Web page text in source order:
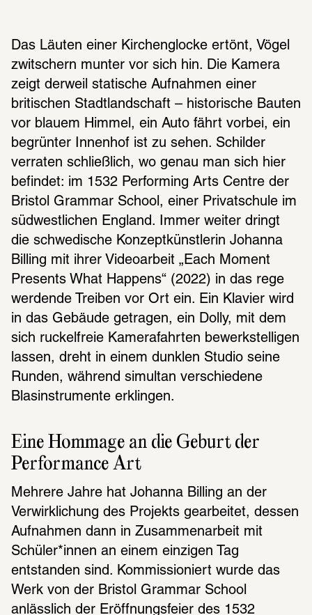
Das Läuten einer Kirchenglocke ertönt, Vögel
zwitschern munter vor sich hin. Die Kamera
zeigt derweil statische Aufnahmen einer
britischen Stadtlandschaft – historische Bauten
vor blauem Himmel, ein Auto fährt vorbei, ein
begrünter Innenhof ist zu sehen. Schilder
verraten schließlich, wo genau man sich hier
befindet: im 1532 Performing Arts Centre der
Bristol Grammar School, einer Privatschule im
südwestlichen England. Immer weiter dringt
die schwedische Konzeptkünstlerin Johanna
Billing mit ihrer Videoarbeit „Each Moment
Presents What Happens“ (2022) in das rege
werdende Treiben vor Ort ein. Ein Klavier wird
in das Gebäude getragen, ein Dolly, mit dem
sich ruckelfreie Kamerafahrten bewerkstelligen
lassen, dreht in einem dunklen Studio seine
Runden, während simultan verschiedene
Blasinstrumente erklingen.
Eine Hommage an die Geburt der
Performance Art
Mehrere Jahre hat Johanna Billing an der
Verwirklichung des Projekts gearbeitet, dessen
Aufnahmen dann in Zusammenarbeit mit
Schüler*innen an einem einzigen Tag
entstanden sind. Kommissioniert wurde das
Werk von der Bristol Grammar School
anlässlich der Eröffnungsfeier des 1532